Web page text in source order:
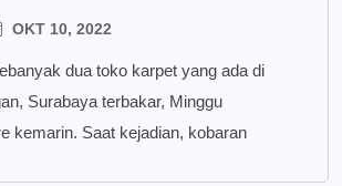
OKT 10, 2022
dua toko karpet yang ada di
Surabaya terbakar, Minggu
kemarin. Saat kejadian, kobaran